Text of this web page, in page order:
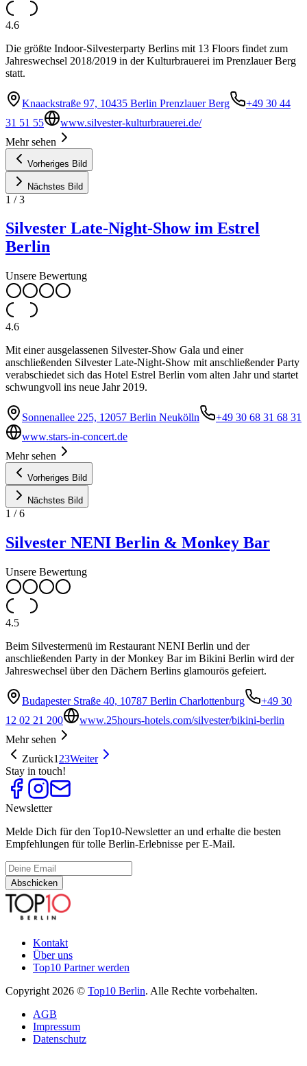
4.6
Die größte Indoor-Silvesterparty Berlins mit 13 Floors findet zum
Jahreswechsel 2018/2019 in der Kulturbrauerei im Prenzlauer Berg
statt.
Knaackstraße 97, 10435 Berlin Prenzlauer Berg
+49 30 44
31 51 55
www.silvester-kulturbrauerei.de/
Mehr sehen
Vorheriges Bild
Nächstes Bild
1 /3
Silvester Late-Night-Show im Estrel
Berlin
Unsere Bewertung
4.6
Mit einer ausgelassenen Silvester-Show Gala und einer
anschließenden Silvester Late-Night-Show mit anschließender Party
verabschiedet sich das Hotel Estrel Berlin vom alten Jahr und startet
schwungvoll ins neue Jahr 2019.
Sonnenallee 225, 12057 Berlin Neukölln
+49 30 68 31 68 31
www.stars-in-concert.de
Mehr sehen
Vorheriges Bild
Nächstes Bild
1 /6
Silvester NENI Berlin & Monkey Bar
Unsere Bewertung
4.5
Beim Silvestermenü im Restaurant NENI Berlin und der
anschließenden Party in der Monkey Bar im Bikini Berlin wird der
Jahreswechsel über den Dächern Berlins glamourös gefeiert.
Budapester Straße 40, 10787 Berlin Charlottenburg
+49 30
12 02 21 200
www.25hours-hotels.com/silvester/bikini-berlin
Mehr sehen
Zurück1 23Weiter
Stay in touch!
Newsletter
Melde Dich für den Top10-Newsletter an und erhalte die besten
Empfehlungen für tolle Berlin-Erlebnisse per E-Mail.
Abschicken
Kontakt
Über uns
Top10 Partner werden
Copyright 2026 © Top10 Berlin. Alle Rechte vorbehalten.
AGB
Impressum
Datenschutz